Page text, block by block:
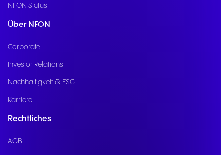
NFON Status
Über NFON
Corporate
Investor Relations
Nachhaltigkeit & ESG
Karriere
Rechtliches
AGB